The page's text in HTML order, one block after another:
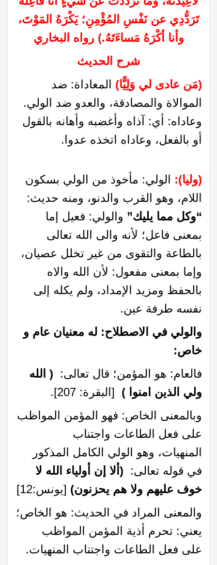
تَرَدُّدِي عن نَفْسِ المُؤْمِنِ؛ يَكْرَهُ المَوْتَ،
وأنا أكْرَهُ مَساءَتَهُ.) رواه البخاري
شرح الحديث
(مَن عادى لي وَلِيًّا) المعاداة: ضد
الموالاة والمصادقة، والعدو ضد الولي.
وعاداه: أي: آذاه وأغضبه وأهانه بالقول
أو بالفعل، وعاداه اتخذه عدوا.
(وليا): الولي: مأخوذ من الولي بسكون
اللام، وهو القرب والدنو، ومنه حديث:
“وكل مما يليك” والولي: فعيل إما
بمعنى فاعل؛ لأنه والى الله تعالى
بالطاعة والتقوى من غير تخلل عصيان،
وإما بمعنى مفعول: لأن الله والاه
بالحفظ ومزيد الإمداد، ولم يكله إلى
نفسه طرفة عين.
‌والولي‌ ‌في‌ ‌الاصطلاح:‌ ‌له‌ ‌معنيان‌ ‌عام‌ ‌و‌
‌خاص: ‌
فالعام:‌ ‌هو‌ ‌المؤمن؛ ‌قال‌ ‌تعالى:‌
(‌ ‌الله‌
‌ولي‌ ‌الذين‌ ‌امنوا‌ ‌) ‌ [البقرة:‌ ‌207].‌ ‌
وبالمعنى‌ ‌الخاص:‌ ‌فهو‌ ‌المؤمن‌ ‌المواظب‌
‌على‌ ‌فعل‌ ‌الطاعات‌ ‌واجتناب‌
‌المنهيات،‌ وهو‌ ‌الولي‌ ‌الكامل‌ ‌المذكور‌
‌في‌ ‌قوله‌ ‌تعالى:‌ ‌ (ألا‌ ‌إن‌ ‌أولياء‌ ‌الله‌ ‌لا‌
‌خوف‌ عليهم ‌ولا‌ ‌هم‌ ‌يحزنون) ‌ ‌[يونس:‌12]
‌والمعنى‌ ‌المراد‌ ‌في‌ ‌الحديث:‌ ‌هو‌ ‌الخاص؛‌
‌يعني:‌ ‌تحرم‌ ‌أذية‌ ‌المؤمن‌ ‌المواظب‌
‌على‌ ‌فعل الطاعات واجتناب المنهيات.